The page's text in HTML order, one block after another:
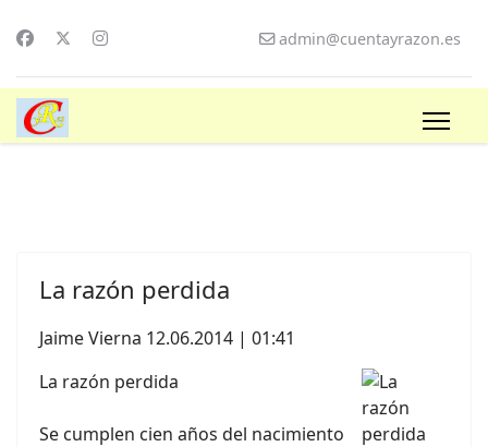
admin@cuentayrazon.es
La razón perdida
Jaime Vierna 12.06.2014 | 01:41
La razón perdida
Se cumplen cien años del nacimiento